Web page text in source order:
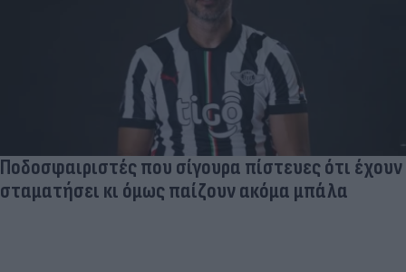
Ποδοσφαιριστές που σίγουρα πίστευες ότι έχουν
σταματήσει κι όμως παίζουν ακόμα μπάλα